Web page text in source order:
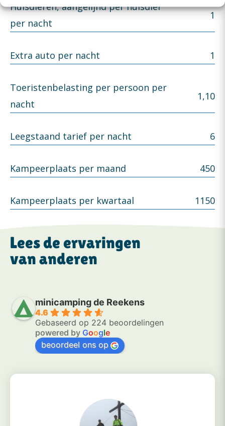
Huisdieren, aangelijnd per huisdier
per nacht​
1
Extra auto per nacht​ 1
Toeristenbelasting per persoon per
nacht​
1,10
Leegstaand tarief per nacht​ 6
Kampeerplaats per maand​ 450
Kampeerplaats per kwartaal​ 1150
Lees de ervaringen
van anderen
minicamping de Reekens
4.6
Gebaseerd op 224 beoordelingen
powered by Google
beoordeel ons op